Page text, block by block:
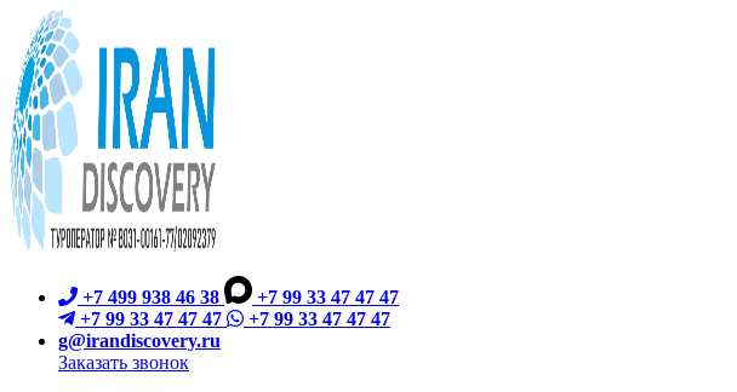
+7 499 938 46 38
+7 99 33 47 47 47
+7 99 33 47 47 47
+7 99 33 47 47 47
g@irandiscovery.ru
Заказать звонок